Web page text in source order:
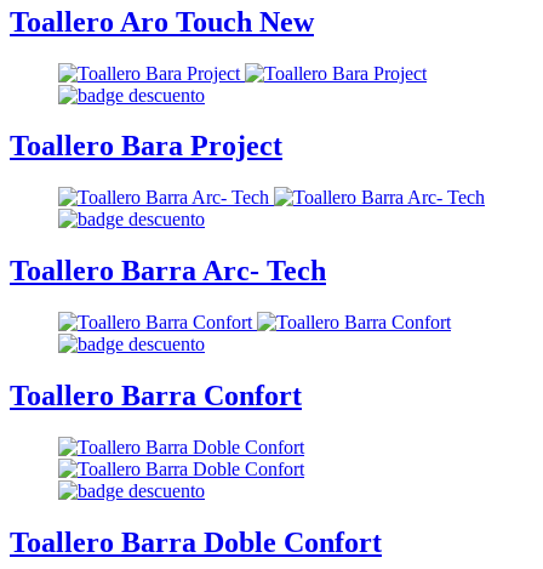
Toallero Aro Touch New
Toallero Bara Project
Toallero Barra Arc- Tech
Toallero Barra Confort
Toallero Barra Doble Confort